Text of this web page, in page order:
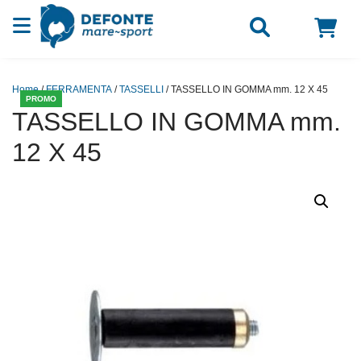
Vai al contenuto
PROMO
Home/FERRAMENTA /TASSELLI / TASSELLO IN GOMMA mm. 12 X 45
TASSELLO IN GOMMA mm.
12 X 45